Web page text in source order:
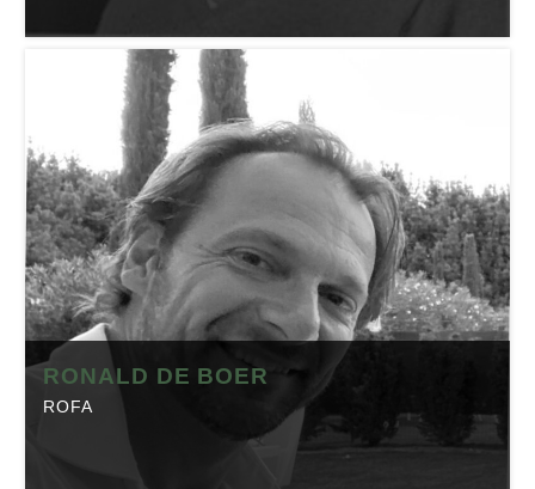
ROBERT OP ’T LANDT
Tarkett
Positie:Directeur
Telefoon:
0416-684100
Website:
tarkett.nl
Branche:
Textiel
Locatie: Waalwijk
Made in Brabant is onderdeel van Regio Business, dé
Brabantse Business Community. Klik op onderstaande
button om het profiel op regio-business.nl te bekijken
met daarop artikelen, events en de laatste
RONALD DE BOER
ROFA